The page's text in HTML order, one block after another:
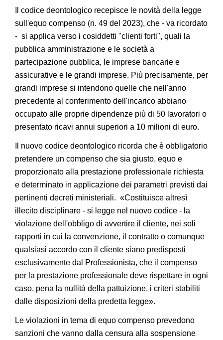
Il codice deontologico recepisce le novità della legge
sull'equo compenso (n. 49 del 2023), che - va ricordato
- si applica verso i cosiddetti "clienti forti", quali la
pubblica amministrazione e le società a
partecipazione pubblica, le imprese bancarie e
assicurative e le grandi imprese. Più precisamente, per
grandi imprese si intendono quelle che nell'anno
precedente al conferimento dell'incarico abbiano
occupato alle proprie dipendenze più di 50 lavoratori o
presentato ricavi annui superiori a 10 milioni di euro.
Il nuovo codice deontologico ricorda che è obbligatorio
pretendere un compenso che sia giusto, equo e
proporzionato alla prestazione professionale richiesta
e determinato in applicazione dei parametri previsti dai
pertinenti decreti ministeriali. «Costituisce altresì
illecito disciplinare - si legge nel nuovo codice - la
violazione dell'obbligo di avvertire il cliente, nei soli
rapporti in cui la convenzione, il contratto o comunque
qualsiasi accordo con il cliente siano predisposti
esclusivamente dal Professionista, che il compenso
per la prestazione professionale deve rispettare in ogni
caso, pena la nullità della pattuizione, i criteri stabiliti
dalle disposizioni della predetta legge».
Le violazioni in tema di equo compenso prevedono
sanzioni che vanno dalla censura alla sospensione